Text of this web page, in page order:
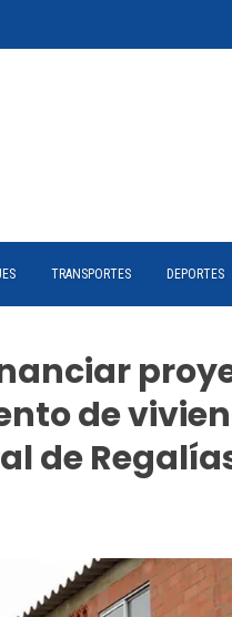
TRANSPORTES DEPORTES
de
de